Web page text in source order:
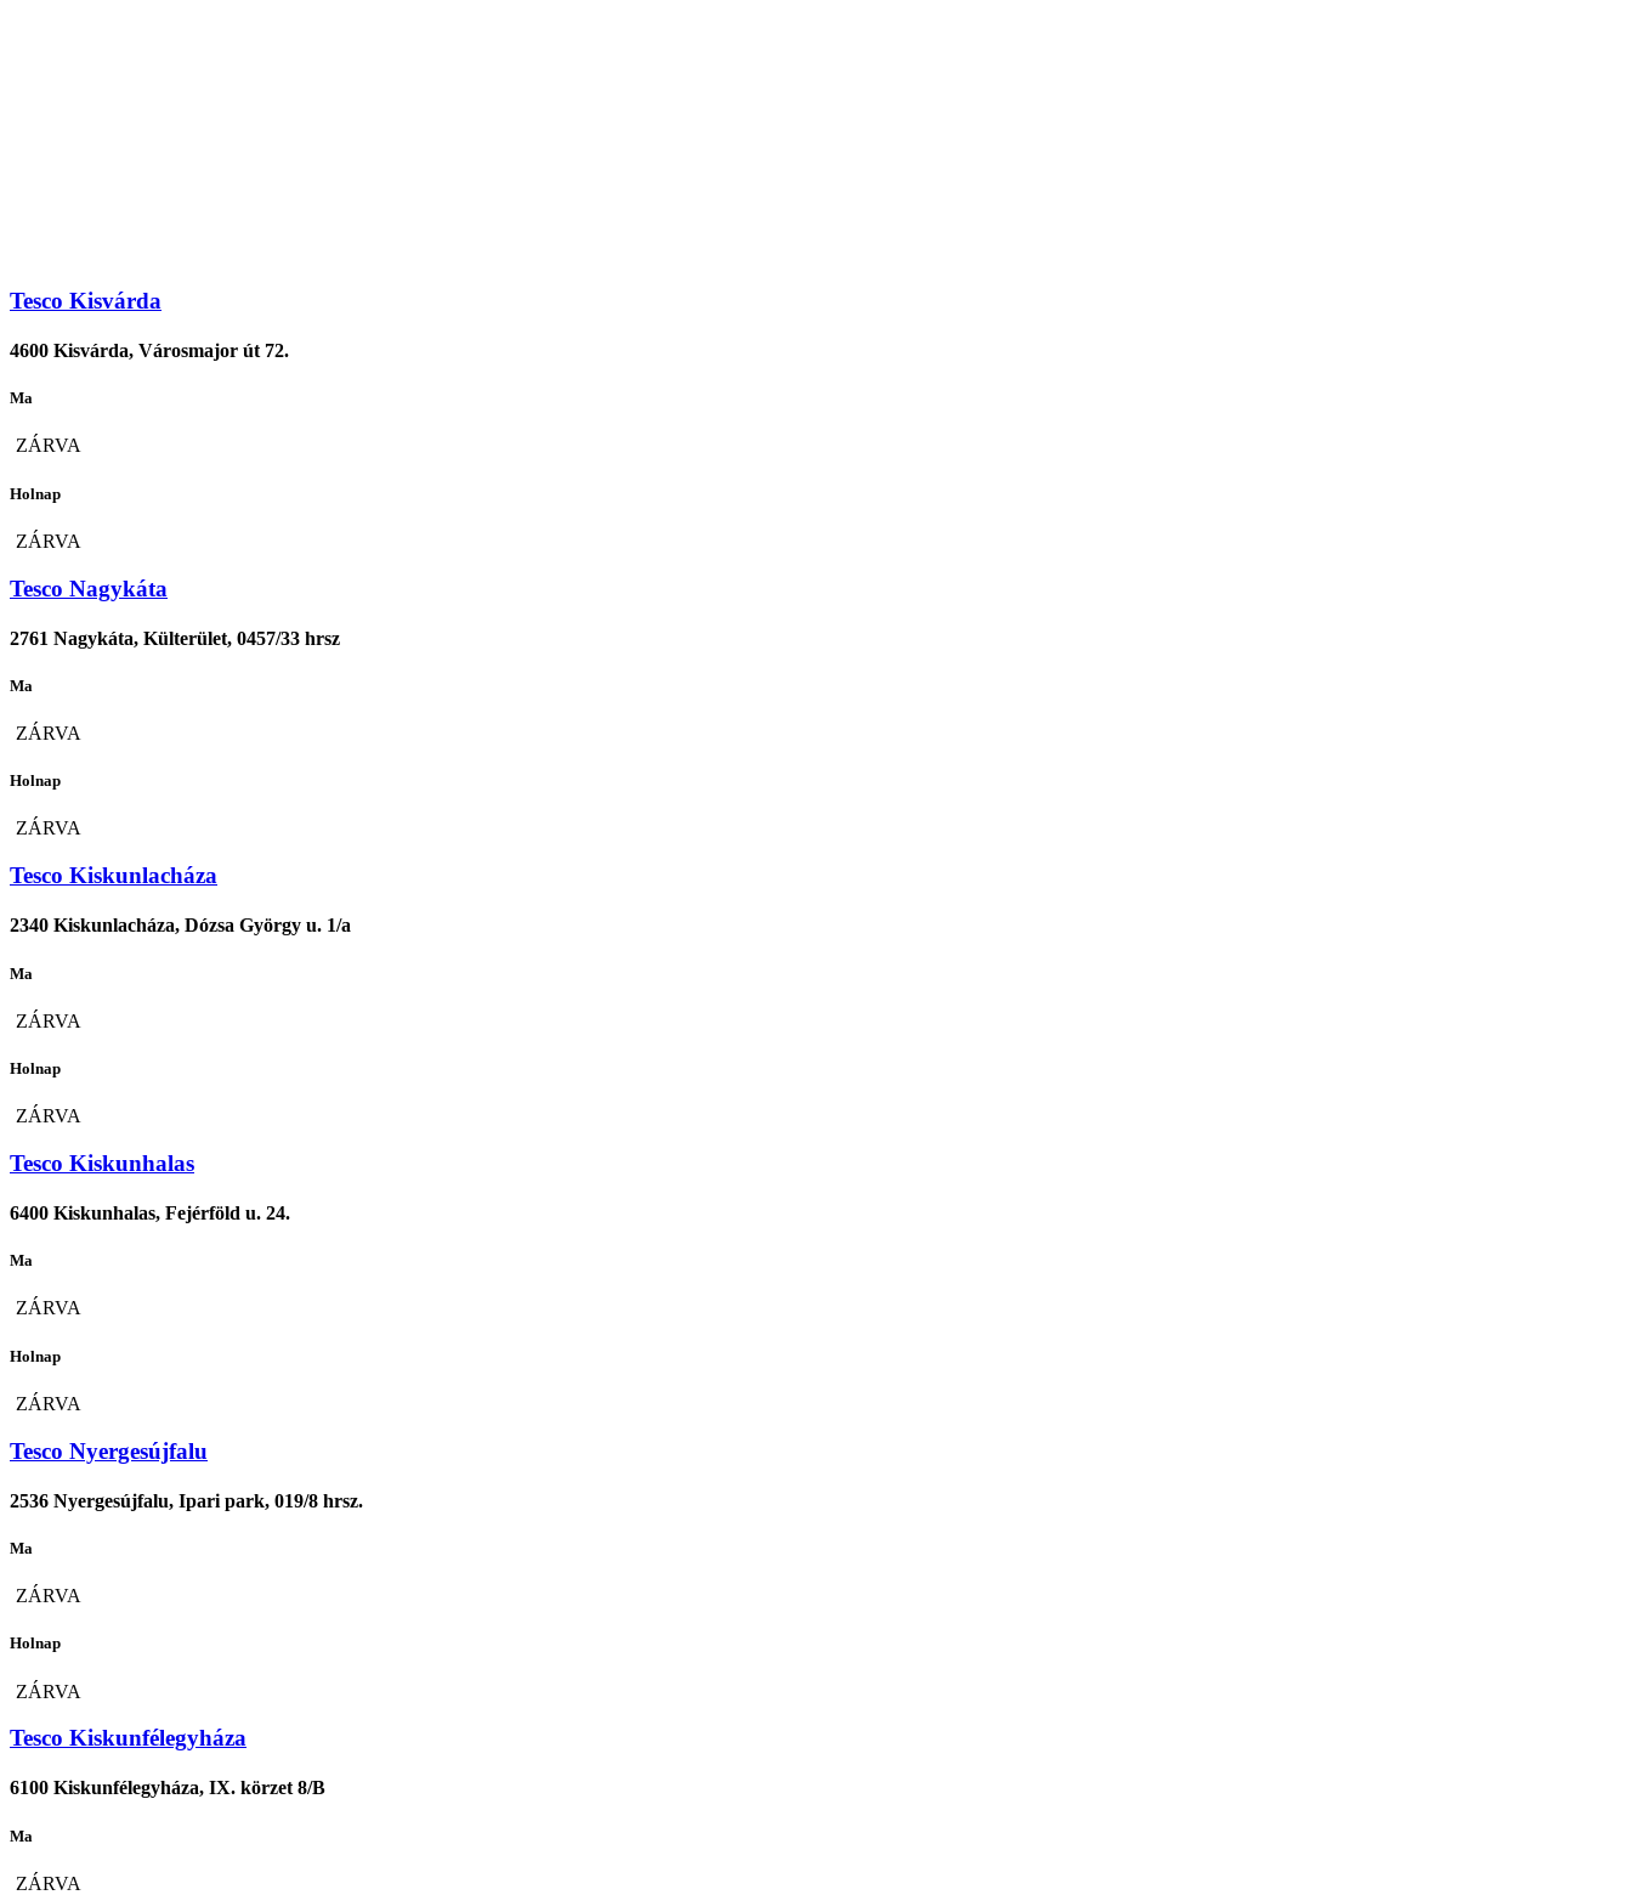
Tesco Kisvárda
4600 Kisvárda, Városmajor út 72.
Ma
ZÁRVA
Holnap
ZÁRVA
Tesco Nagykáta
2761 Nagykáta, Külterület, 0457/33 hrsz
Ma
ZÁRVA
Holnap
ZÁRVA
Tesco Kiskunlacháza
2340 Kiskunlacháza, Dózsa György u. 1/a
Ma
ZÁRVA
Holnap
ZÁRVA
Tesco Kiskunhalas
6400 Kiskunhalas, Fejérföld u. 24.
Ma
ZÁRVA
Holnap
ZÁRVA
Tesco Nyergesújfalu
2536 Nyergesújfalu, Ipari park, 019/8 hrsz.
Ma
ZÁRVA
Holnap
ZÁRVA
Tesco Kiskunfélegyháza
6100 Kiskunfélegyháza, IX. körzet 8/B
Ma
ZÁRVA